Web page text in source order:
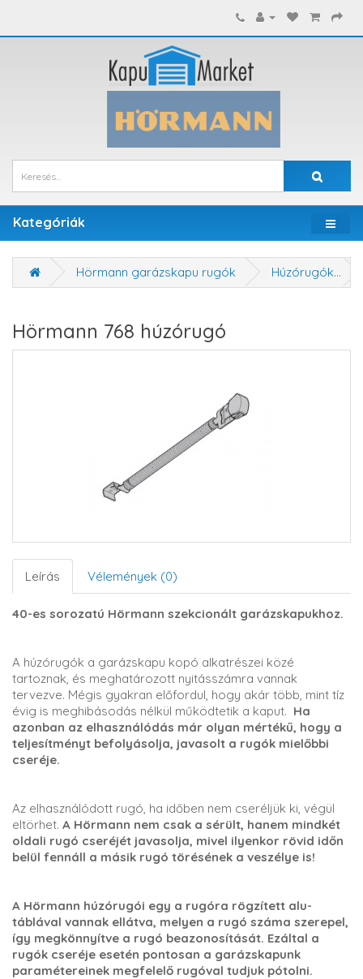
Kategóriák
Hörmann garázskapu rugók Húzórugók
Hörmann 768 húzórugó
Leírás Vélemények (0)
40-es sorozatú Hörmann szekcionált garázskapukhoz.
A húzórugók a garázskapu kopó alkatrészei közé
tartoznak, és meghatározott nyitásszámra vannak
tervezve. Mégis gyakran előfordul, hogy akár több, mint tíz
évig is meghibásodás nélkül működtetik a kaput. Ha
azonban az elhasználódás már olyan mértékű, hogy a
teljesítményt befolyásolja, javasolt a rugók mielőbbi
cseréje.
Az elhasználódott rugó, ha időben nem cseréljük ki, végül
eltörhet. A Hörmann nem csak a sérült, hanem mindkét
oldali rugó cseréjét javasolja, mivel ilyenkor rövid időn
belül fennáll a másik rugó törésének a veszélye is!
A Hörmann húzórugói egy a rugóra rögzített alu-
táblával vannak ellátva, melyen a rugó száma szerepel,
így megkönnyítve a rugó beazonosítását. Ezáltal a
rugók cseréje esetén pontosan a garázskapunk
paramétereinek megfelelő rugóval tudjuk pótolni.